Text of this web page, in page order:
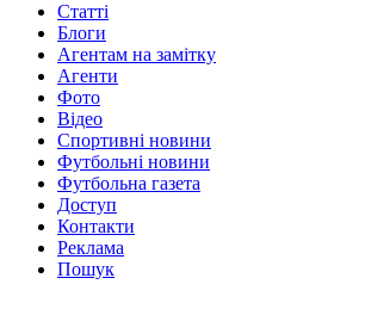
Статті
Блоги
Агентам на замітку
Агенти
Фото
Відео
Спортивні новини
Футбольні новини
Футбольна газета
Доступ
Контакти
Реклама
Пошук